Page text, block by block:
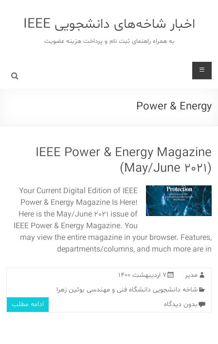
اخبار شاخه‌های دانشجویی IEEE
به همراه راهنمای ثبت نام و پرداخت هزینه عضویت
Power & Energy
IEEE Power & Energy Magazine
(May/June 2021)
Your Current Digital Edition of IEEE
Power & Energy Magazine Is Here!
Here is the May/June 2021 issue of
IEEE Power & Energy Magazine. You
may view the entire magazine in your browser. Features,
departments/columns, and much more are in
مدیر
۷ اردیبهشت ۱۴۰۰
شاخه دانشجویی دانشگاه فنی و مهندسی بوئین زهرا
بدون دیدگاه
ادامه مطلب